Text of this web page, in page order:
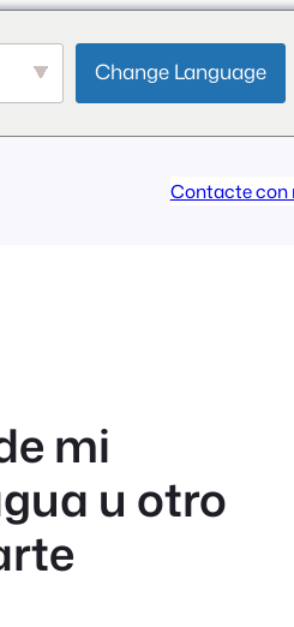
Change Language
Contacte con
mi
u otro